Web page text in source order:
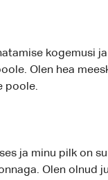
kogemusi
Olen hea
poole.
ja minu pilk on
Olen olnud